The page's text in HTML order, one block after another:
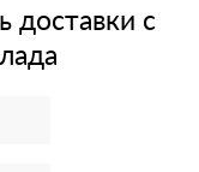
доставки с